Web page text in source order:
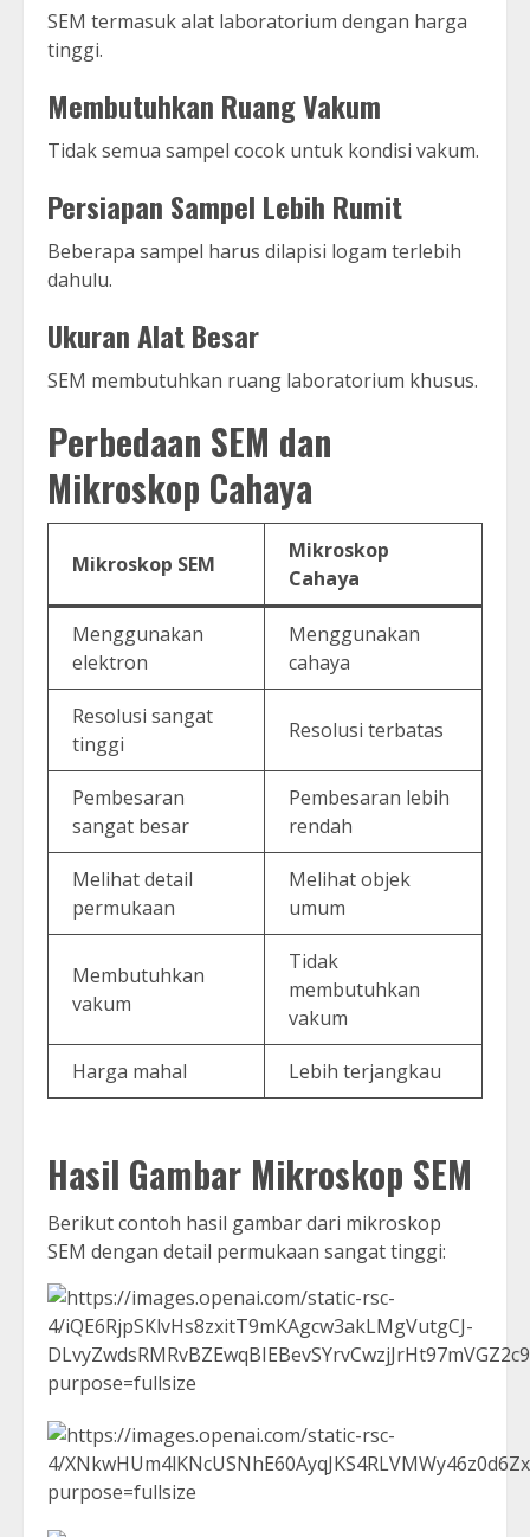
SEM termasuk alat laboratorium dengan harga
tinggi.
Membutuhkan Ruang Vakum
Tidak semua sampel cocok untuk kondisi vakum.
Persiapan Sampel Lebih Rumit
Beberapa sampel harus dilapisi logam terlebih
dahulu.
Ukuran Alat Besar
SEM membutuhkan ruang laboratorium khusus.
Perbedaan SEM dan
Mikroskop Cahaya
Mikroskop SEM
Mikroskop
Cahaya
Menggunakan
elektron
Menggunakan
cahaya
Resolusi sangat
tinggi
Resolusi terbatas
Pembesaran
sangat besar
Pembesaran lebih
rendah
Melihat detail
permukaan
Melihat objek
umum
Membutuhkan
vakum
Tidak
membutuhkan
vakum
Harga mahal Lebih terjangkau
Hasil Gambar Mikroskop SEM
Berikut contoh hasil gambar dari mikroskop
SEM dengan detail permukaan sangat tinggi: